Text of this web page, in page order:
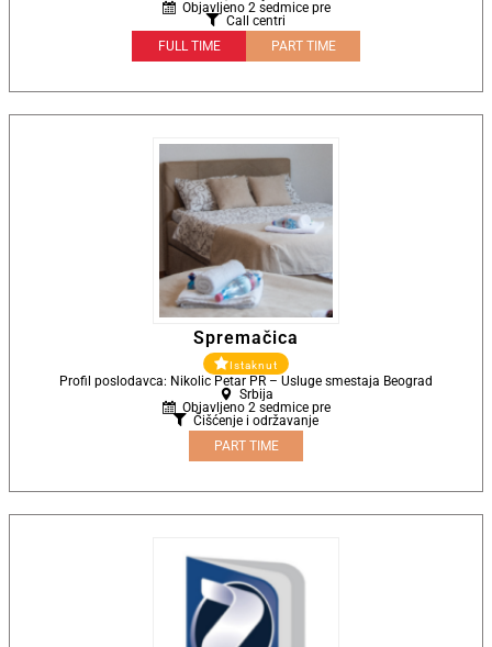
Objavljeno 2 sedmice pre
Call centri
FULL TIME
PART TIME
Spremačica
Istaknut
Profil poslodavca: Nikolic Petar PR – Usluge smestaja Beograd
Srbija
Objavljeno 2 sedmice pre
Čišćenje i održavanje
PART TIME